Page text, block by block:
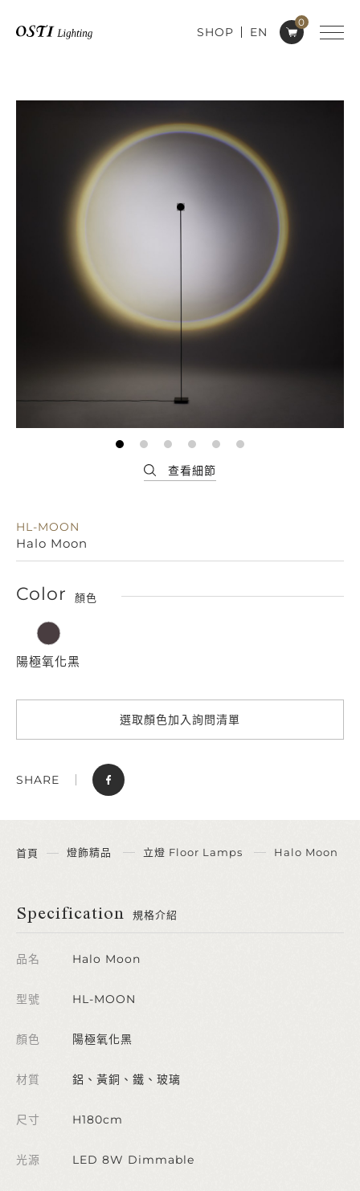
0
SHOP EN
HL-MOON
Halo Moon
Color 顏色
陽極氧化黑
選取顏色加入詢問清單
SHARE
首頁 燈飾精品 立燈 Floor Lamps Halo Moon
Specification 規格介紹
品名 Halo Moon
型號 HL-MOON
顏色 陽極氧化黑
材質 鋁、黃銅、鐵、玻璃
尺寸 H180cm
光源 LED 8W Dimmable